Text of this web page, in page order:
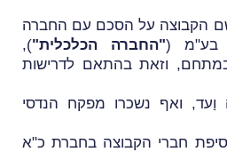
הקבוצה על הסכם עם החברה
בע"מ ("החברה הכלכלית"),
במתחם, וזאת בהתאם לדרישות
ואף נשכרו מפקח הנדסי
בחרה אסיפת חברי הקבוצה בחברת כ"א